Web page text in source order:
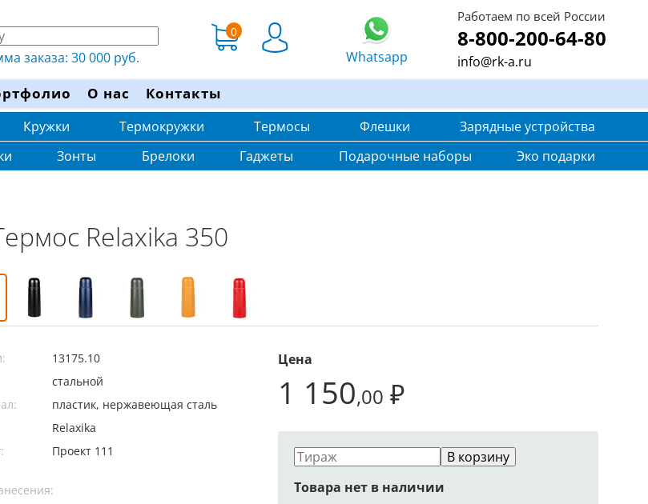
заказа: 30 000 руб.
0
Whatsapp
Работаем по всей России
8-800-200-64-80
info@rk-a.ru
О нас Контакты
Кружки Термокружки Термосы Флешки
Зарядные устройства
Зонты Брелоки Гаджеты Подарочные наборы Эко подарки
Relaxika 350
Цена
1 150,00 ₽
В корзину
Товара нет в наличии
13175.10
стальной
пластик, нержавеющая сталь
Relaxika
Проект 111